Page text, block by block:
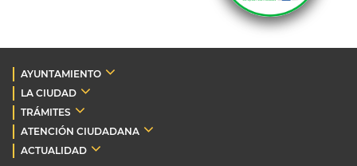
AYUNTAMIENTO
LA CIUDAD
TRÁMITES
ATENCIÓN CIUDADANA
ACTUALIDAD